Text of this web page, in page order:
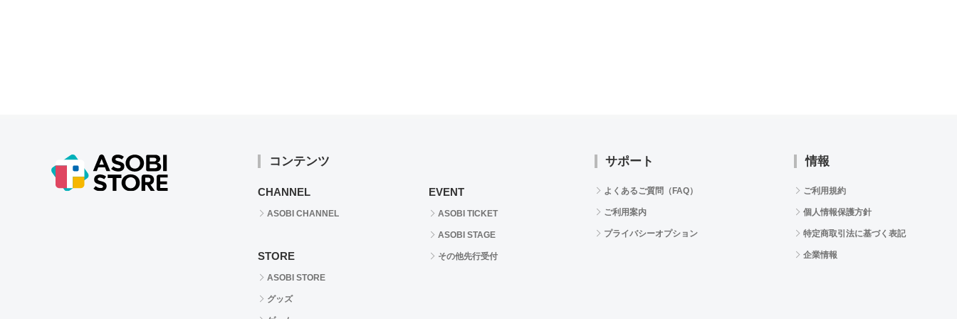
コンテンツ
CHANNEL
ASOBI CHANNEL
STORE
ASOBI STORE
グッズ
EVENT
ASOBI TICKET
ASOBI STAGE
その他先行受付
サポート
よくあるご質問（FAQ）
ご利用案内
プライバシーオプション
情報
ご利用規約
個人情報保護方針
特定商取引法に基づく表記
企業情報